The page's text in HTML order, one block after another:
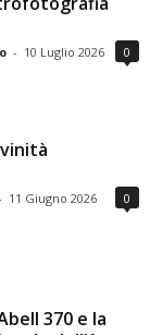
- 10 Luglio 2026 0
11 Giugno 2026 0
370 e la